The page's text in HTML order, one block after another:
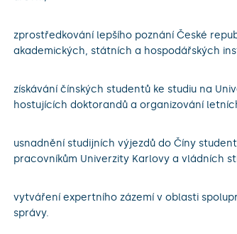
zprostředkování lepšího poznání České
akademických, státních a hospodářských
získávání čínských studentů ke studiu na
hostujících doktorandů a organizování
usnadnění studijních výjezdů do Číny
pracovníkům Univerzity Karlovy a vládních
vytváření expertního zázemí v oblasti
správy.